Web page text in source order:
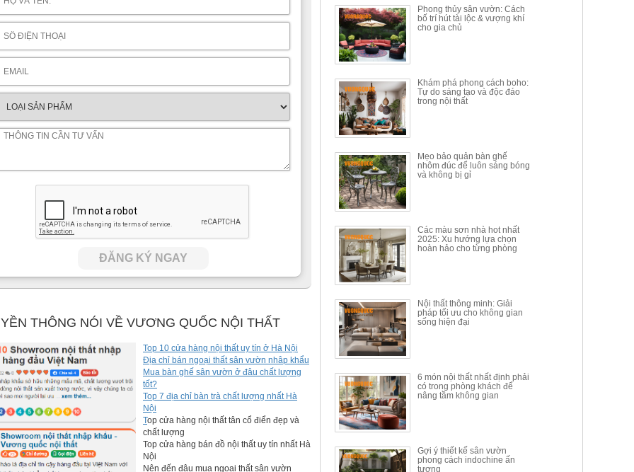
ĐĂNG KÝ NGAY
THÔNG NÓI VỀ VƯƠNG QUỐC NỘI THẤT
Top 10 cửa hàng nội thất uy tín ở Hà Nội
Địa chỉ bán ngoại thất sân vườn nhâp khẩu
Mua bàn ghế sân vườn ở đâu chất lượng
tốt?
Top 7 địa chỉ bàn trà chất lượng nhất Hà
Nội
Top cửa hàng nội thất tân cổ điển đẹp và
chất lượng
Top cửa hàng bán đồ nội thất uy tín nhất Hà
Nội
Nên đến đâu mua ngoại thất sân vườn
BỘ BÀN TRÀ GỖ PHONG
CÁCH MỚI KẾT HỢP KHAY
NHÚNG TRÀ YDX
Mã sp: BT150.46
17.617.500đ
34.100.000đ
BỘ BÀN GHẾ CAFE KIỂU
DÁNG ĐƠN GIẢN HIỆN ĐẠI
HOY8010
BÀN GHẾ TRANG ĐIỂM
THÔNG MINH HIỆN ĐẠI
TÍCH HỢP SẠC...
Mã sp: HH.BTD08
6.510.000đ
BỘ BÀN ĂN ĐẢO MẶT ĐÁ
PHIẾN AK3699
Phong thủy sân vườn: Cách
bố trí hút tài lộc & vượng khí
cho gia chủ
Khám phá phong cách boho:
Tự do sáng tạo và độc đáo
trong nội thất
Mẹo bảo quản bàn ghế
nhôm đúc để luôn sáng bóng
và không bị gỉ
Các màu sơn nhà hot nhất
2025: Xu hướng lựa chọn
hoàn hảo cho từng phòng
Nội thất thông minh: Giải
pháp tối ưu cho không gian
sống hiện đại
6 món nội thất nhất định phải
có trong phòng khách để
nâng tầm không gian
Gợi ý thiết kế sân vườn
phong cách indochine ấn
tượng